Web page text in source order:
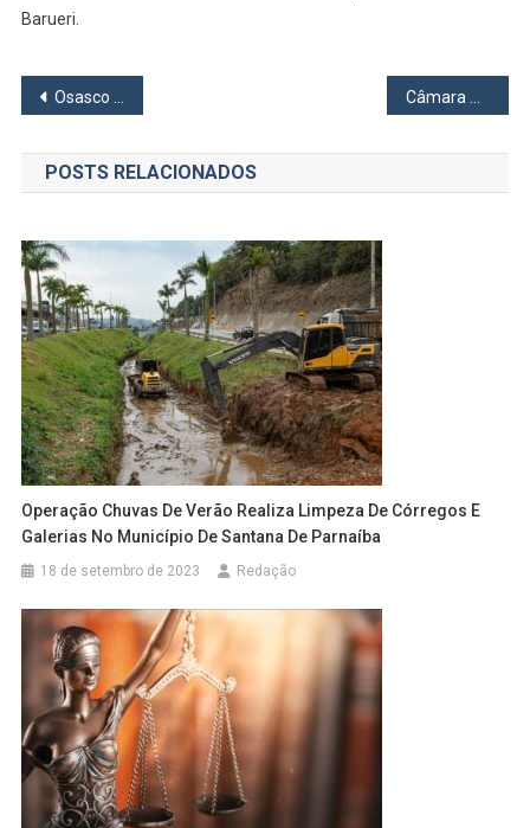
Barueri.
Navegação
de
Post
Osasco comemora 62 anos com hasteamento de bandeiras e corte do bolo Câmara Municipal de Osasco aplaude trabalho de médico da rede municipal
POSTS RELACIONADOS
Operação Chuvas De Verão Realiza Limpeza De Córregos E
Galerias No Município De Santana De Parnaíba
18 de setembro de 2023 Redação